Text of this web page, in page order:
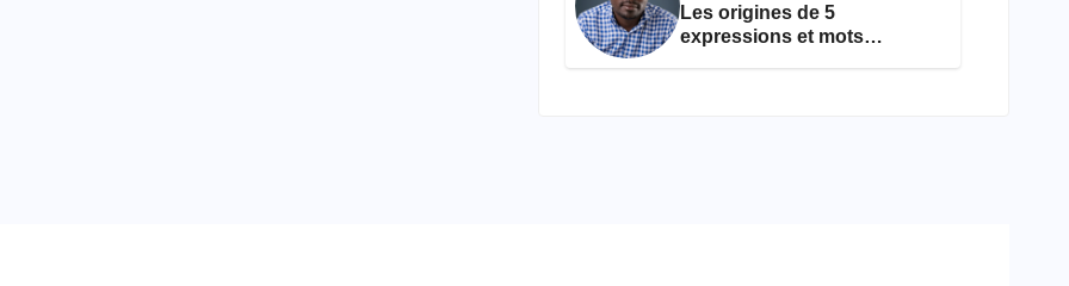
Les origines de 5
expressions et mots